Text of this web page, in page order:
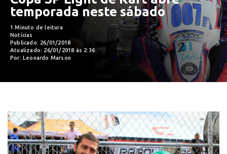
temporada neste sábado
1 Minuto de leitura
Notícias
Publicado: 26/01/2018
Atualizado: 26/01/2018 às 2:36
Por: Leonardo Marson